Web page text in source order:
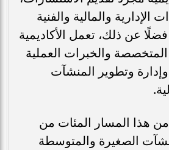
والمالية والفنية
عن ذلك، تعمل الأكاديمية
والخبرات العملية
وتطوير المنشآت
هذا المسار المئات من
الصغيرة والمتوسطة